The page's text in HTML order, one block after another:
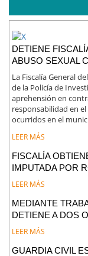
DETIENE
ABUSO SEXUAL
La Fiscalía General
de la Policía de
aprehensión en
responsabilidad en
ocurridos en el
LEER MÁS
FISCALÍA
IMPUTADA POR
LEER MÁS
MEDIANTE
DETIENE A DOS
LEER MÁS
GUARDIA CIVIL